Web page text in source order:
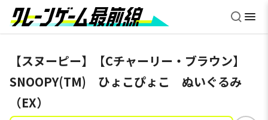
【スヌーピー】【Cチャーリー・ブラウン】
SNOOPY(TM) ひょこぴょこ ぬいぐるみ
（EX）